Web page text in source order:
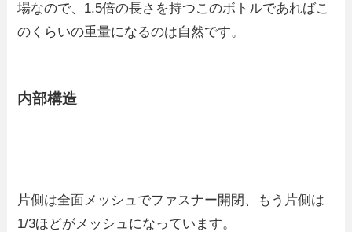
場なので、1.5倍の長さを持つこのボトルであればこ
のくらいの重量になるのは自然です。
内部構造
片側は全面メッシュでファスナー開閉、もう片側は
1/3ほどがメッシュになっています。